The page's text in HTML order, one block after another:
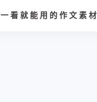
一看就能用的作文素材